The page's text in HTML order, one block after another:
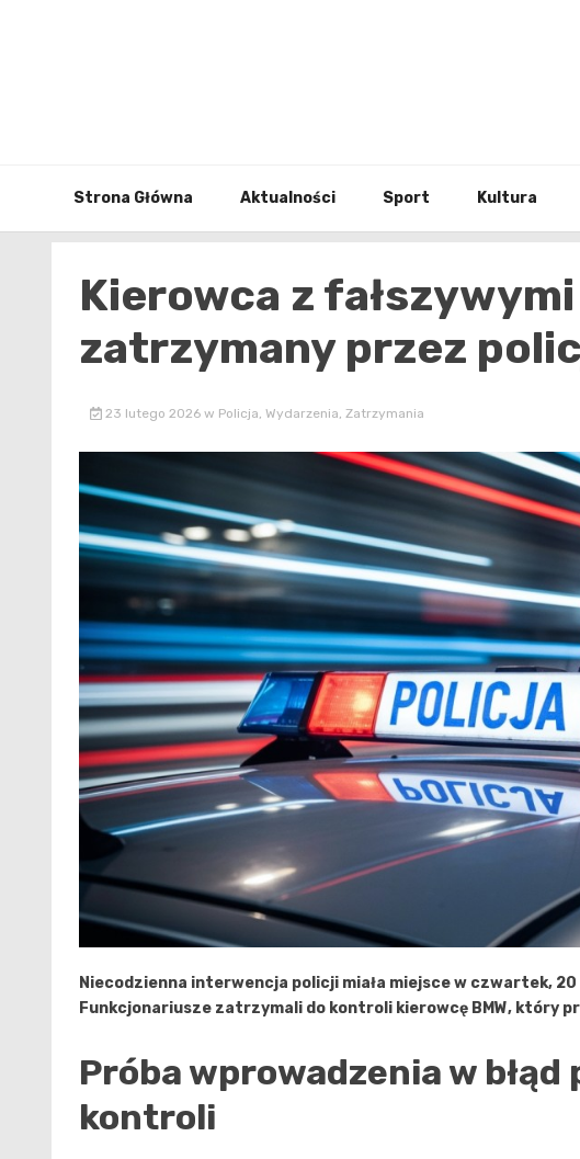
Strona Główna Aktualności Sport Kultura
Kierowca z
zatrzymany przez
23 lutego 2026 w Policja, Wydarzenia, Zatrzymania
Niecodzienna interwencja policji miała miejsce w czwartek,
Funkcjonariusze zatrzymali do kontroli kierowcę BMW, który
Próba wprowadzenia w
kontroli